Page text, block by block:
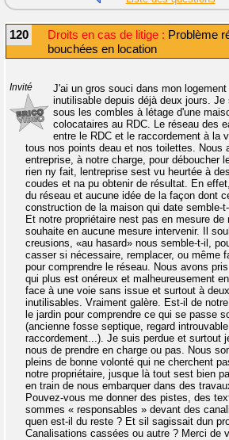
120 Droits en cas de litige : Problème
bouchées en location
Invité
J'ai un gros souci dans mon
inutilisable depuis déjà deux jours. Je
sous les combles à létage d'une
colocataires au RDC. Le réseau des
entre le RDC et le raccordement à la
tous nos points deau et nos toilettes. Nous
entreprise, à notre charge, pour déboucher
rien ny fait, lentreprise sest vu heurtée à
coudes et na pu obtenir de résultat. En
du réseau et aucune idée de la façon dont
construction de la maison qui date semble-
Et notre propriétaire nest pas en mesure de
souhaite en aucune mesure intervenir. Il
creusions, «au hasard» nous semble-t-il,
casser si nécessaire, remplacer, ou même
pour comprendre le réseau. Nous avons
qui plus est onéreux et malheureusement
face à une voie sans issue et surtout à
inutilisables. Vraiment galère. Est-il de
le jardin pour comprendre ce qui se passe
(ancienne fosse septique, regard
raccordement...). Je suis perdue et surtout
nous de prendre en charge ou pas. Nous
pleins de bonne volonté qui ne cherchent
notre propriétaire, jusque là tout sest bien
en train de nous embarquer dans des
Pouvez-vous me donner des pistes, des
sommes « responsables » devant des
quen est-il du reste ? Et sil sagissait dun
Canalisations cassées ou autre ? Merci de